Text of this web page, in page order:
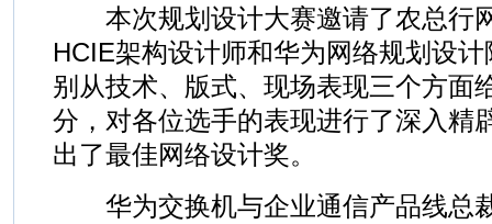
本次规划设计大赛邀请了农总行
HCIE架构设计师和华为网络规划设
别从技术、版式、现场表现三个方面
分，对各位选手的表现进行了深入精
出了最佳网络设计奖。
华为交换机与企业通信产品线总